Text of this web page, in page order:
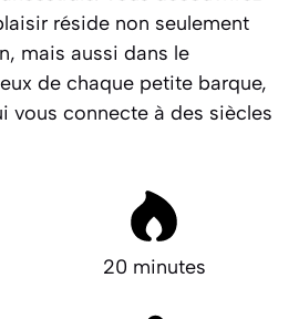
réside non seulement
mais aussi dans le
de chaque petite barque,
vous connecte à des siècles
20 minutes